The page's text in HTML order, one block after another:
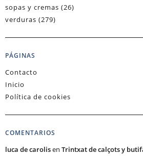
sopas y cremas (26)
verduras (279)
PÁGINAS
Contacto
Inicio
Política de cookies
COMENTARIOS
luca de carolisen Trintxat de calçots y